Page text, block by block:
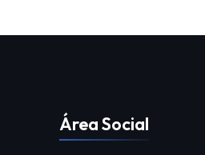
Área Social